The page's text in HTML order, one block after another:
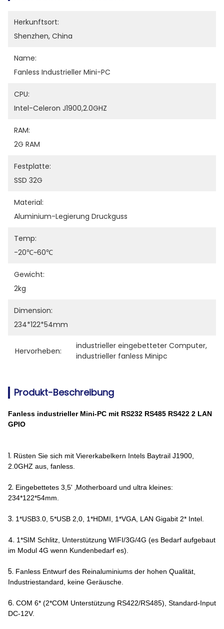
Herkunftsort:
Shenzhen, China
Name:
Fanless Industrieller Mini-PC
CPU:
Intel-Celeron J1900,2.0GHZ
RAM:
2G RAM
Festplatte:
SSD 32G
Material:
Aluminium-Legierung Druckguss
Temp:
-20℃~60℃
Gewicht:
2kg
Dimension:
234*122*54mm
Hervorheben:
industrieller eingebetteter Computer,
industrieller fanless Minipc
Produkt-Beschreibung
Fanless industrieller Mini-PC mit RS232 RS485 RS422 2 LAN
GPIO
1. Rüsten Sie sich mit Viererkabelkern Intels Baytrail J1900,
2.0GHZ aus, fanless.
2. Eingebettetes 3,5' ‚Motherboard und ultra kleines:
234*122*54mm.
3. 1*USB3.0, 5*USB 2,0, 1*HDMI, 1*VGA, LAN Gigabit 2* Intel.
4. 1*SIM Schlitz, Unterstützung WIFI/3G/4G (es Bedarf aufgebaut
im Modul 4G wenn Kundenbedarf es).
5. Fanless Entwurf des Reinaluminiums der hohen Qualität,
Industriestandard, keine Geräusche.
6. COM 6* (2*COM Unterstützung RS422/RS485), Standard-Input
DC-12V.